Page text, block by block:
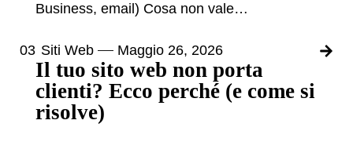
Business, email) Cosa non vale…
03 Siti Web Maggio 26, 2026
Il tuo sito web non porta
clienti? Ecco perché (e come si
risolve)